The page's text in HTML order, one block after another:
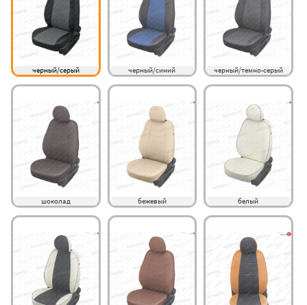
черный/серый черный/синий черный/темно-серый
шоколад бежевый белый